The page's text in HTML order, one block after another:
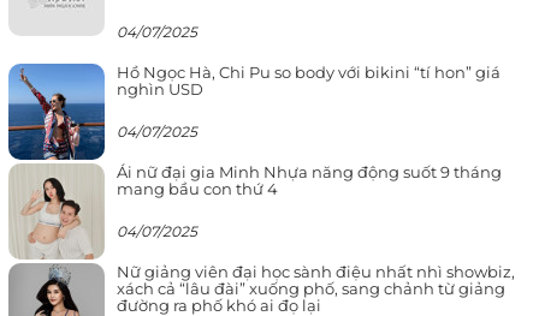
04/07/2025
Hồ Ngọc Hà, Chi Pu so body với bikini “tí hon” giá
nghìn USD
04/07/2025
Ái nữ đại gia Minh Nhựa năng động suốt 9 tháng
mang bầu con thứ 4
04/07/2025
Nữ giảng viên đại học sành điệu nhất nhì showbiz,
xách cả “lâu đài” xuống phố, sang chảnh từ giảng
đường ra phố khó ai đọ lại